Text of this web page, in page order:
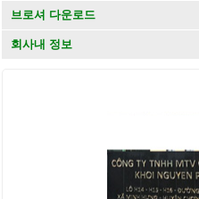
브로셔 다운로드
회사내 정보